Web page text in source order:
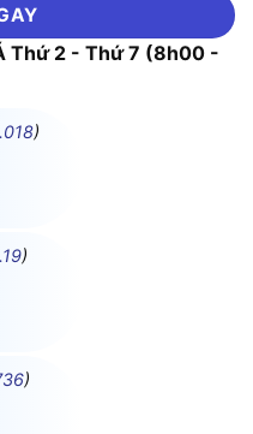
Thứ 2 - Thứ 7 (8h00 -
)
)
)